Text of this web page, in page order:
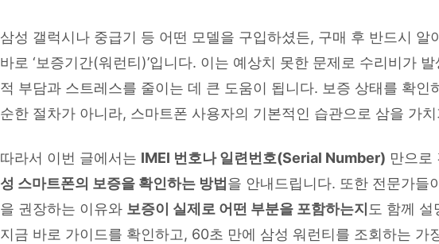
삼성 갤럭시나 중급기 등 어떤 모델을 구입하셨든, 구매 후 반드시 알
바로 ‘보증기간(워런티)’입니다. 이는 예상치 못한 문제로 수리비가
적 부담과 스트레스를 줄이는 데 큰 도움이 됩니다. 보증 상태를 확인
순한 절차가 아니라, 스마트폰 사용자의 기본적인 습관으로 삼을 가
따라서 이번 글에서는 IMEI 번호나 일련번호(Serial Number) 만으로
성 스마트폰의 보증을 확인하는 방법 을 안내드립니다. 또한 전문가들
을 권장하는 이유와 보증이 실제로 어떤 부분을 포함하는지 도 함께 설
지금 바로 가이드를 확인하고, 60초 만에 삼성 워런티를 조회하는 가